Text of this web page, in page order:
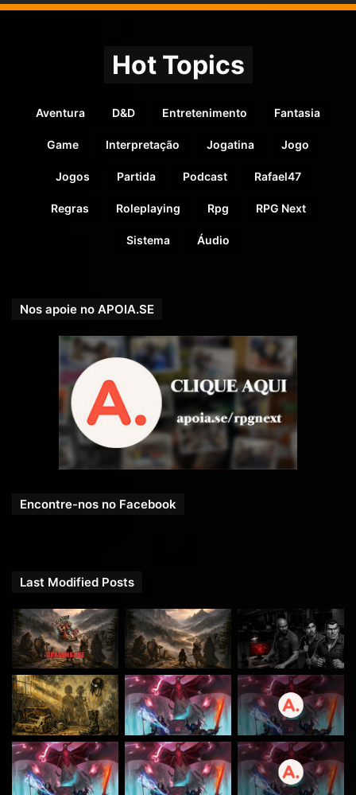
Hot Topics
Aventura D&D Entretenimento Fantasia
Game Interpretação Jogatina Jogo
Jogos Partida Podcast Rafael47
Regras Roleplaying Rpg RPG Next
Sistema Áudio
Nos apoie no APOIA.SE
Encontre-nos no Facebook
Last Modified Posts